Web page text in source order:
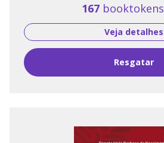
167 booktokens
Veja detalhes
Resgatar